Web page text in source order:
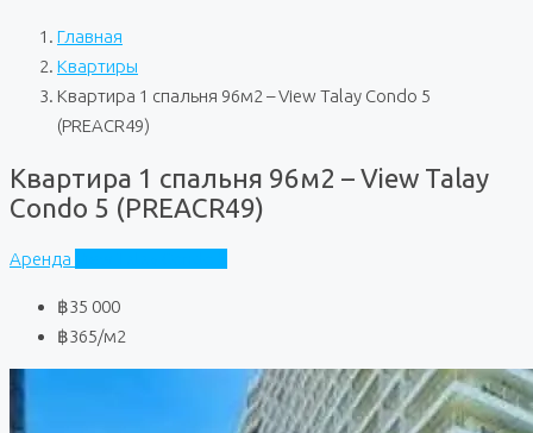
Главная
Квартиры
Квартира 1 спальня 96м2 – View Talay Condo 5
(PREACR49)
Квартира 1 спальня 96м2 – View Talay
Condo 5 (PREACR49)
Аренда
฿35 000
฿365/м2